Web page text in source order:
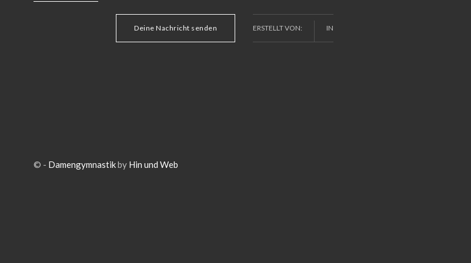
Deine Nachricht senden ERSTELLT VON: IN
© - Damengymnastikby Hin und Web